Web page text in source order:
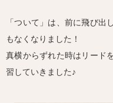
「ついて」は、前に飛び出
もなくなりました！
真横からずれた時はリード
習していきました♪